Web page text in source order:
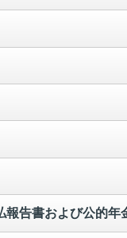
告書および公的年